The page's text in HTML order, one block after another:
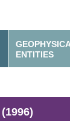
ENTITIES
(1996)